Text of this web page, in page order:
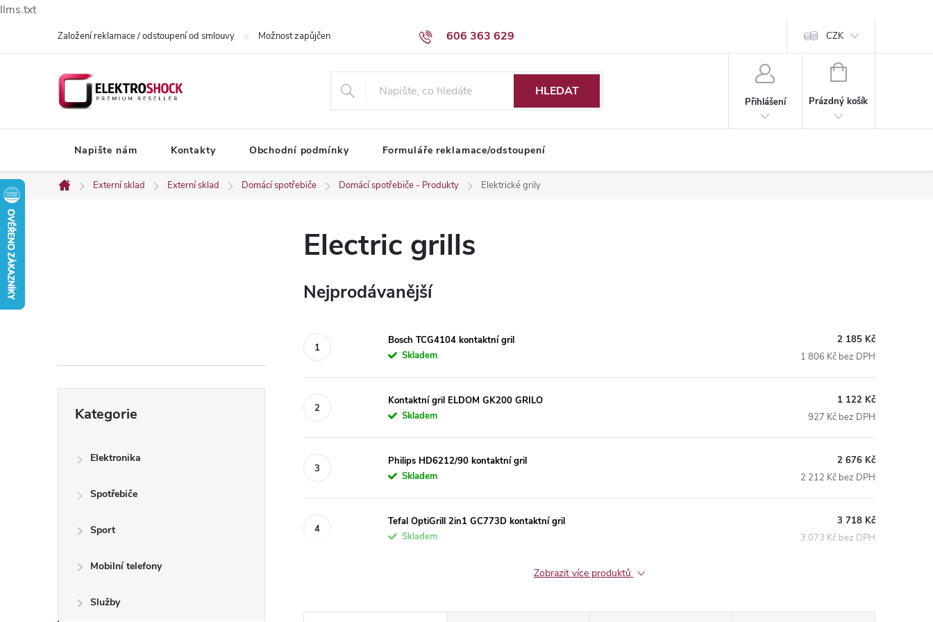
llms.txt
606 363 629
Založení reklamace / odstoupení od smlouvy Možnost zapůjčení dodávky Obchodní podmínky CZK
HLEDAT
Přihlášení
NÁKUPNÍ
Prázdný košík
Napište nám Kontakty Obchodní podmínky Formuláře reklamace/odstoupení
Domů
Externí sklad Externí sklad Domácí spotřebiče Domácí spotřebiče - Produkty Elektrické grily
r
kategorie
Kategorie
Elektronika
Spotřebiče
Sport
Mobilní telefony
Služby
Electric grills
Nejprodávanější
Bosch TCG4104 kontaktní gril
Skladem
2 185 Kč
1 806 Kč bez DPH
Kontaktní gril ELDOM GK200 GRILO
Skladem
1 122 Kč
927 Kč bez DPH
Philips HD6212/90 kontaktní gril
Skladem
2 676 Kč
2 212 Kč bez DPH
Tefal OptiGrill 2in1 GC773D kontaktní gril
Skladem
3 718 Kč
3 073 Kč bez DPH
Zobrazit více produktů